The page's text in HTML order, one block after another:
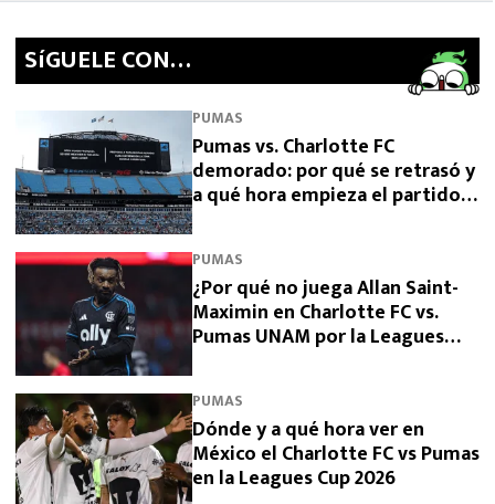
SíGUELE CON…
PUMAS
Pumas vs. Charlotte FC
demorado: por qué se retrasó y
a qué hora empieza el partido
PUMAS
¿Por qué no juega Allan Saint-
Maximin en Charlotte FC vs.
Pumas UNAM por la Leagues
PUMAS
Dónde y a qué hora ver en
México el Charlotte FC vs Pumas
en la Leagues Cup 2026